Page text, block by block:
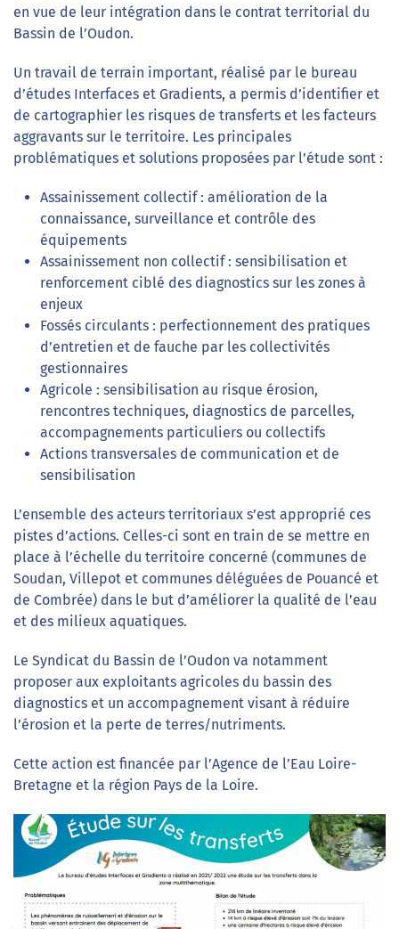
en vue de leur intégration dans le contrat territorial du
Bassin de l’Oudon.
Un travail de terrain important, réalisé par le bureau
d’études Interfaces et Gradients, a permis d’identifier et
de cartographier les risques de transferts et les facteurs
aggravants sur le territoire. Les principales
problématiques et solutions proposées par l’étude sont :
Assainissement collectif : amélioration de la
connaissance, surveillance et contrôle des
équipements
Assainissement non collectif : sensibilisation et
renforcement ciblé des diagnostics sur les zones à
enjeux
Fossés circulants : perfectionnement des pratiques
d’entretien et de fauche par les collectivités
gestionnaires
Agricole : sensibilisation au risque érosion,
rencontres techniques, diagnostics de parcelles,
accompagnements particuliers ou collectifs
Actions transversales de communication et de
sensibilisation
L’ensemble des acteurs territoriaux s’est approprié ces
pistes d’actions. Celles-ci sont en train de se mettre en
place à l’échelle du territoire concerné (communes de
Soudan, Villepot et communes déléguées de Pouancé et
de Combrée) dans le but d’améliorer la qualité de l’eau
et des milieux aquatiques.
Le Syndicat du Bassin de l’Oudon va notamment
proposer aux exploitants agricoles du bassin des
diagnostics et un accompagnement visant à réduire
l’érosion et la perte de terres/nutriments.
Cette action est financée par l’Agence de l’Eau Loire-
Bretagne et la région Pays de la Loire.